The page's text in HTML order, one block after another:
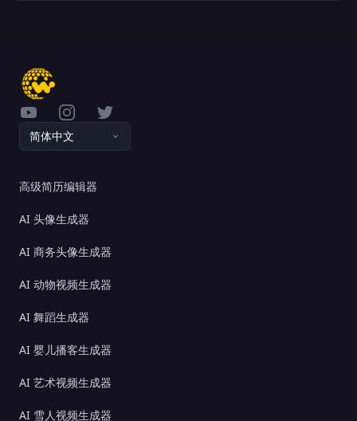
YouTubeInstagramTwitter
简体中文
高级简历编辑器
AI 头像生成器
AI 商务头像生成器
AI 动物视频生成器
AI 舞蹈生成器
AI 婴儿播客生成器
AI 艺术视频生成器
AI 雪人视频生成器